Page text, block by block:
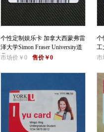
个性定制娱乐卡 加拿大西蒙弗雷
泽大学Simon Fraser University道
具
市场价￥0 售价￥0
个
工
市